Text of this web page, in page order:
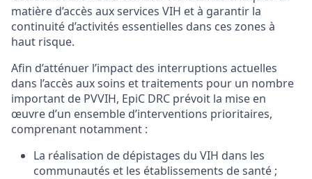
matière d’accès aux services VIH et à garantir la
continuité d’activités essentielles dans ces zones à
haut risque.
Afin d’atténuer l’impact des interruptions actuelles
dans l’accès aux soins et traitements pour un nombre
important de PVVIH, EpiC DRC prévoit la mise en
œuvre d’un ensemble d’interventions prioritaires,
comprenant notamment :
La réalisation de dépistages du VIH dans les
communautés et les établissements de santé ;